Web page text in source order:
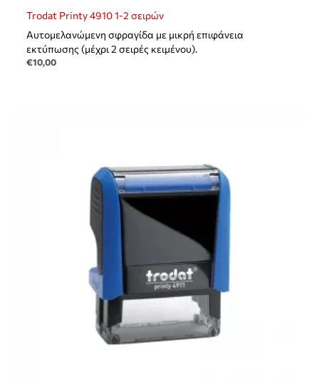
Trodat Printy 4910 1-2 σειρών
Αυτομελανώμενη σφραγίδα με μικρή επιφάνεια
εκτύπωσης (μέχρι 2 σειρές κειμένου).
€10,00